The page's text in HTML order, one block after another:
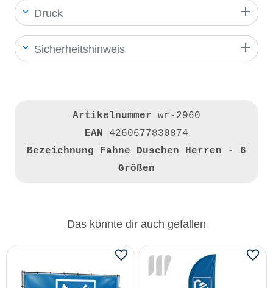
Druck
Sicherheitshinweis
Artikelnummer wr-2960
EAN 4260677830874
Bezeichnung Fahne Duschen Herren - 6
Größen
Das könnte dir auch gefallen